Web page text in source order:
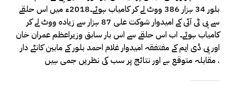
بلور 34 ہزار 386 ووٹ لے کر کامیاب ہوئے۔2018ء میں اس حلقے
سے پی ٹی آئی کے امیدوار شوکت علی 87 ہزار سے زیادہ ووٹ لے کر
کامیاب ہوئے۔ اب اس حلقے سے اس بار سابق وزیراعظم عمران خان
اور پی ڈی ایم کے مفتفقہ امیدوار غلام احمد بلور کے مابین کانٹے دار
مقابلہ متوقع ہے اور نتائج پر سب کی نظریں جمی ہیں .